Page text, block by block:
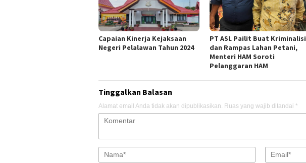
Capaian Kinerja Kejaksaan
Negeri Pelalawan Tahun 2024
PT ASL Pailit Buat Kriminalisi
dan Rampas Lahan Petani,
Menteri HAM Soroti
Pelanggaran HAM
Tinggalkan Balasan
Alamat email Anda tidak akan dipublikasikan. Ruas yang wajib ditandai *